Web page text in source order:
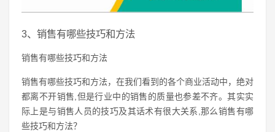
3、销售有哪些技巧和方法
销售有哪些技巧和方法
销售有哪些技巧和方法，在我们看到的各个商业活动中，绝对
都离不开销售,但是行业中的销售的质量也参差不齐。其实实
际上是与销售人员的技巧及其话术有很大关系,那么销售有哪
些技巧和方法？